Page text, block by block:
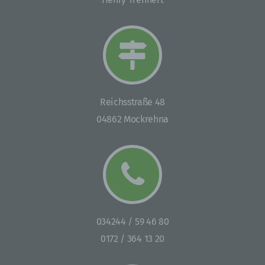
Reichsstraße 48
04862 Mockrehna
034244 / 59 46 80
0172 / 364 13 20
wird. Ein weiteres Beispiel ist das Cookie eines
Warenkorbes im Online-Shop. Der Online-Shop
merkt sich die Artikel, die ein Kunde in den
virtuellen Warenkorb gelegt hat, über ein Cookie.
Cookies durch unsere Internetseite jederzeit
mittels einer entsprechenden Einstellung des
genutzten Internetbrowsers verhindern und damit
widersprechen. Ferner können bereits gesetzte
Cookies jederzeit über einen Internetbrowser oder
andere Softwareprogramme gelöscht werden. Dies
ist in allen gängigen Internetbrowsern möglich.
Deaktiviert die betroffene Person die Setzung von
unter Umständen nicht alle Funktionen unserer